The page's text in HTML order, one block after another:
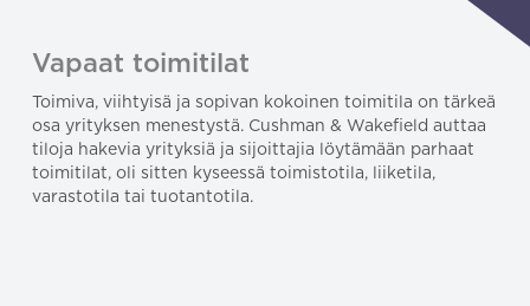
Vapaat toimitilat
Toimiva, viihtyisä ja sopivan kokoinen toimitila on tärkeä
osa yrityksen menestystä. Cushman & Wakefield auttaa
tiloja hakevia yrityksiä ja sijoittajia löytämään parhaat
toimitilat, oli sitten kyseessä toimistotila, liiketila,
varastotila tai tuotantotila.